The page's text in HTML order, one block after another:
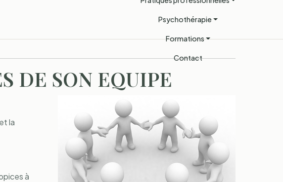
Psychothérapie
Formations
Contact
DE SON EQUIPE
la
à